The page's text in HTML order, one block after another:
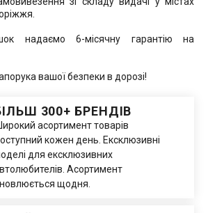
надаємо 6-місячну гарантію на
вашої безпеки в дорозі!
300+ БРЕНДІВ
асортимент товарів
кожен день. Ексклюзивні
для ексклюзивних
Асортимент
щодня.